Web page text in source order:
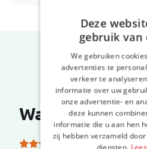
Wat zeggen
5.0
Deze
gebruik van
We gebruiken
advertenties te
verkeer te
informatie over uw
onze advertentie- en
deze kunnen
informatie die u aan hen
zij hebben verzameld